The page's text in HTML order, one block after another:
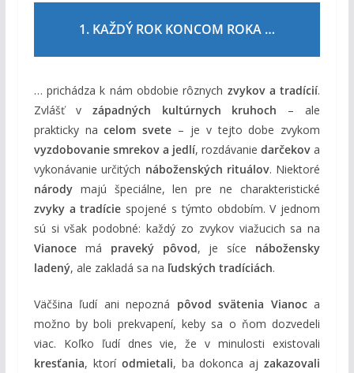
1. KAŽDÝ ROK KONCOM ROKA …
… prichádza k nám obdobie rôznych zvykov a tradícií.
Zvlášť v západných kultúrnych kruhoch – ale
prakticky nacelom svete – je v tejto dobe zvykom
vyzdobovanie smrekov a jedlí, rozdávaniedarčekov a
vykonávanie určitých náboženských rituálov. Niektoré
národymajú špeciálne, len pre ne charakteristické
zvyky a tradície spojené s týmto obdobím. V jednom
sú si však podobné: každý zo zvykov viažucich sa na
Vianocemá praveký pôvod, je síce nábožensky
ladený, ale zakladá sa na ľudských tradíciách.
Väčšina ľudí ani nepozná pôvod svätenia Vianoca
možno by boli prekvapení, keby sa o ňom dozvedeli
viac. Koľko ľudí dnes vie, že v minulosti existovali
kresťania, ktorí odmietali, ba dokonca ajzakazovali